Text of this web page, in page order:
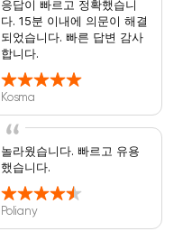
응답이 빠르고 정확했습니
다. 15분 이내에 의문이 해결
되었습니다. 빠른 답변 감사
합니다.
Kosma
놀라웠습니다. 빠르고 유용
했습니다.
Poliany